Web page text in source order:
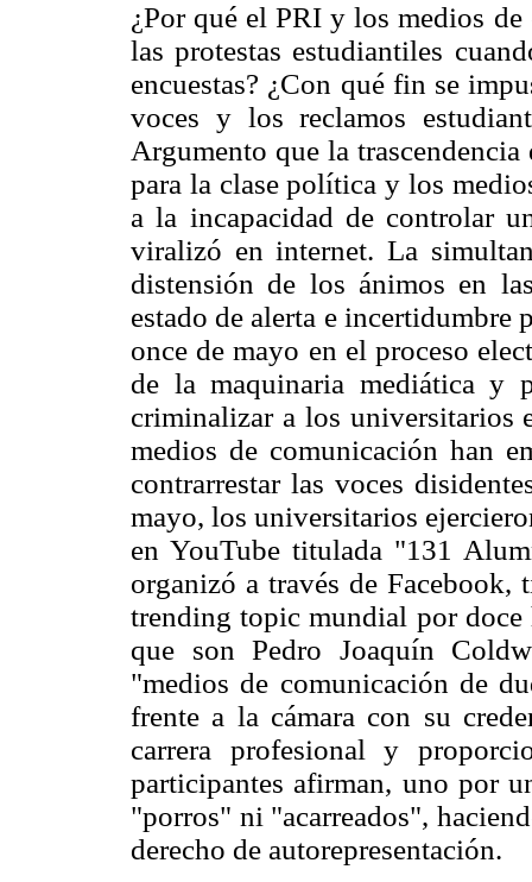
¿Por qué el PRI y los medios
las protestas estudiantiles
encuestas? ¿Con qué fin se
voces y los reclamos
Argumento que la
para la clase política y los
a la incapacidad de controlar
viralizó en internet. La
distensión de los ánimos en
estado de alerta e
once de mayo en el proceso
de la maquinaria mediática y
criminalizar a los universitarios
medios de comunicación han
contrarrestar las voces
mayo, los universitarios
en YouTube titulada "131
organizó a través de
trending topic mundial por doce
que son Pedro Joaquín
"medios de comunicación de
frente a la cámara con su
carrera profesional y
participantes afirman, uno por
"porros" ni "acarreados",
derecho de autorepresentación.